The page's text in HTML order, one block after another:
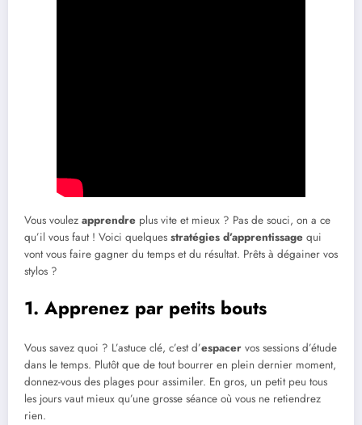
Vous voulez apprendre plus vite et mieux ? Pas de souci, on a ce
qu’il vous faut ! Voici quelques stratégies d’apprentissage qui
vont vous faire gagner du temps et du résultat. Prêts à dégainer vos
stylos ?
1. Apprenez par petits bouts
Vous savez quoi ? L’astuce clé, c’est d’espacer vos sessions d’étude
dans le temps. Plutôt que de tout bourrer en plein dernier moment,
donnez-vous des plages pour assimiler. En gros, un petit peu tous
les jours vaut mieux qu’une grosse séance où vous ne retiendrez
rien.